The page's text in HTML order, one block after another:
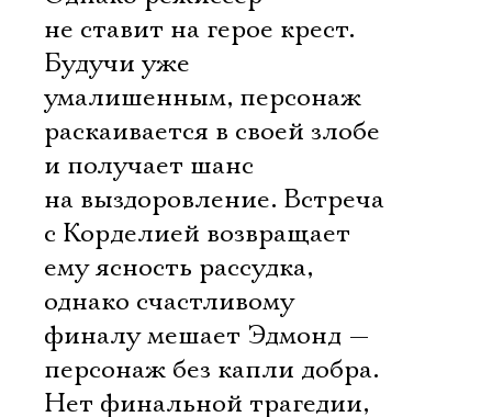
не ставит на герое крест.
Будучи уже
умалишенным, персонаж
раскаивается в своей злобе
и получает шанс
на выздоровление. Встреча
с Корделией возвращает
ему ясность рассудка,
однако счастливому
финалу мешает Эдмонд —
персонаж без капли добра.
Нет финальной трагедии,
Электропочта